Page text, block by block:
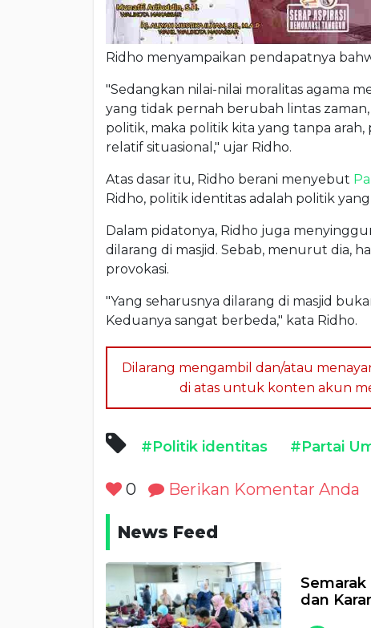
Ridho menyampaikan pendapatnya
"Sedangkan nilai-nilai moralitas agama
yang tidak pernah berubah lintas
politik, maka politik kita yang tanpa
relatif situasional," ujar Ridho.
Atas dasar itu, Ridho berani menyebut
Ridho, politik identitas adalah politik yang
Dalam pidatonya, Ridho juga
dilarang di masjid. Sebab, menurut dia,
provokasi.
"Yang seharusnya dilarang di masjid
Keduanya sangat berbeda," kata Ridho.
Dilarang mengambil dan/atau
di atas untuk konten akun
#Politik identitas #Partai
0 Berikan Komentar Anda
News Feed
Semarak
dan